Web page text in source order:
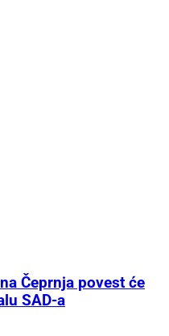
Čeprnja povest će
SAD-a